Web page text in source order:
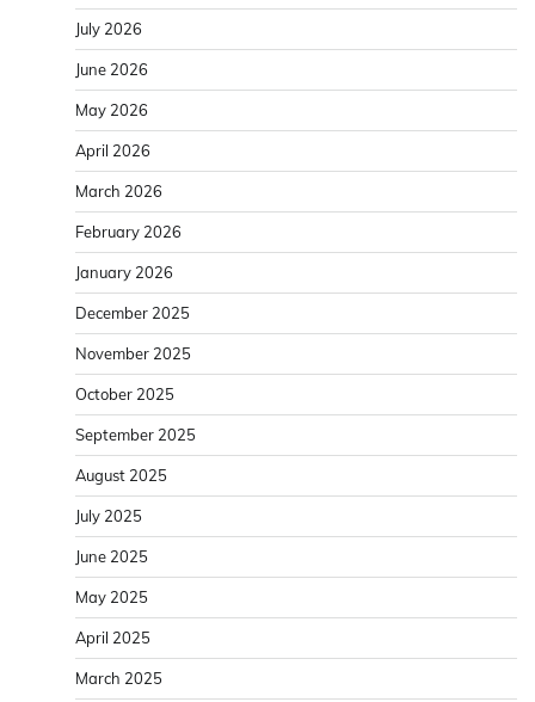
July 2026
June 2026
May 2026
April 2026
March 2026
February 2026
January 2026
December 2025
November 2025
October 2025
September 2025
August 2025
July 2025
June 2025
May 2025
April 2025
March 2025